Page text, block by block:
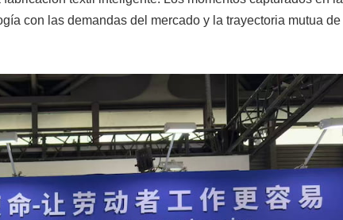
con las demandas del mercado y la trayectoria mutua de